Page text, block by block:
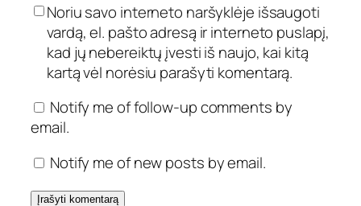
Noriu savo interneto naršyklėje išsaugoti
vardą, el. pašto adresą ir interneto puslapį,
kad jų nebereiktų įvesti iš naujo, kai kitą
kartą vėl norėsiu parašyti komentarą.
Notify me of follow-up comments by
email.
Notify me of new posts by email.